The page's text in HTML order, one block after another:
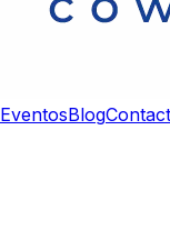
EventosBlog